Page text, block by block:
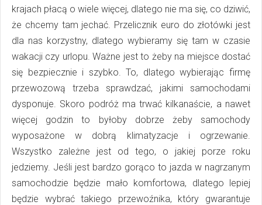
krajach płacą o wiele więcej, dlatego nie ma się, co dziwić,
że chcemy tam jechać. Przelicznik euro do złotówki jest
dla nas korzystny, dlatego wybieramy się tam w czasie
wakacji czy urlopu. Ważne jest to żeby na miejsce dostać
się bezpiecznie i szybko. To, dlatego wybierając firmę
przewozową trzeba sprawdzać, jakimi samochodami
dysponuje. Skoro podróż ma trwać kilkanaście, a nawet
więcej godzin to byłoby dobrze żeby samochody
wyposażone w dobrą klimatyzacje i ogrzewanie.
Wszystko zależne jest od tego, o jakiej porze roku
jedziemy. Jeśli jest bardzo gorąco to jazda w nagrzanym
samochodzie będzie mało komfortowa, dlatego lepiej
będzie wybrać takiego przewoźnika, który gwarantuje